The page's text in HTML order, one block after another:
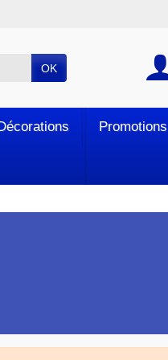
OK
Promotions